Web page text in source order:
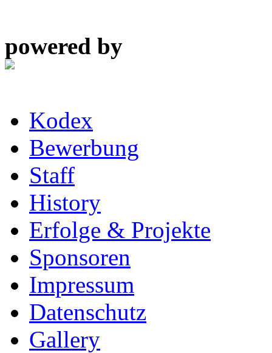
powered by
Kodex
Bewerbung
Staff
History
Erfolge & Projekte
Sponsoren
Impressum
Datenschutz
Gallery